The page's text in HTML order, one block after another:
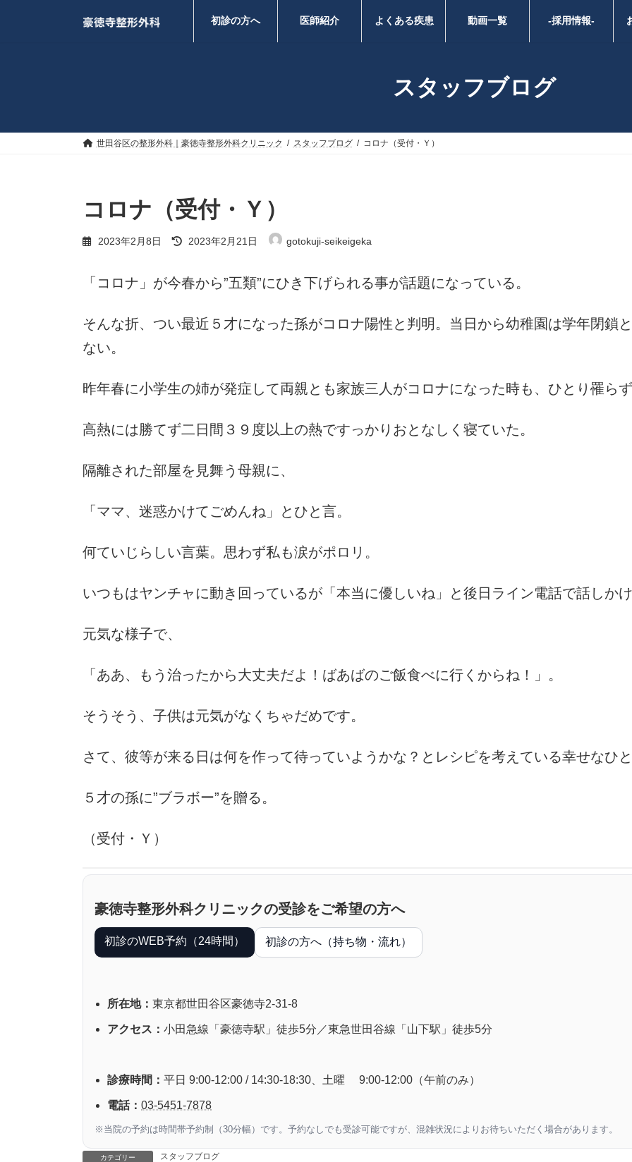
初診の方へ 医師紹介 よくある疾患 動画一覧 -採用情報-
スタッフブログ
世田谷区の整形外科｜豪徳寺整形外科クリニック スタッフブログ コロナ（受付・Ｙ）
コロナ（受付・Ｙ）
2023年2月8日
最
終
日
2023年2月21日 gotokuji-seikeigeka
「コロナ」が今春から”五類”にひき下げられる事が話題になっている。
そんな折、つい最近５才になった孫がコロナ陽性と判明。当日から幼稚園は学年閉鎖
ない。
昨年春に小学生の姉が発症して両親とも家族三人がコロナになった時も、ひとり罹ら
高熱には勝てず二日間３９度以上の熱ですっかりおとなしく寝ていた。
隔離された部屋を見舞う母親に、
「ママ、迷惑かけてごめんね」とひと言。
何ていじらしい言葉。思わず私も涙がポロリ。
いつもはヤンチャに動き回っているが「本当に優しいね」と後日ライン電話で話しか
元気な様子で、
「ああ、もう治ったから大丈夫だよ！ばあばのご飯食べに行くからね！」。
そうそう、子供は元気がなくちゃだめです。
さて、彼等が来る日は何を作って待っていようかな？とレシピを考えている幸せなひ
５才の孫に”ブラボー”を贈る。
（受付・Ｙ）
豪徳寺整形外科クリニックの受診をご希望の方へ
初診のWEB予約（24時間） 初診の方へ（持ち物・流れ）
所在地： 東京都世田谷区豪徳寺2-31-8
アクセス： 小田急線「豪徳寺駅」徒歩5分／東急世田谷線「山下駅」徒歩5分
診療時間： 平日 9:00-12:00 / 14:30-18:30、土曜 9:00-12:00（午前のみ）
電話： 03-5451-7878
※当院の予約は時間帯予約制（30分幅）です。予約なしでも受診可能ですが、混雑状況によりお待ちいただく場合があります。
カテゴリー スタッフブログ